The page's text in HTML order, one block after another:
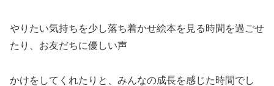
やりたい気持ちを少し落ち着かせ絵本を見る時間を過ごせ
たり、お友だちに優しい声
かけをしてくれたりと、みんなの成長を感じた時間でし